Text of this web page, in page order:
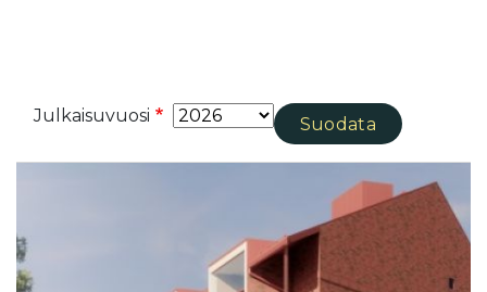
Julkaisuvuosi